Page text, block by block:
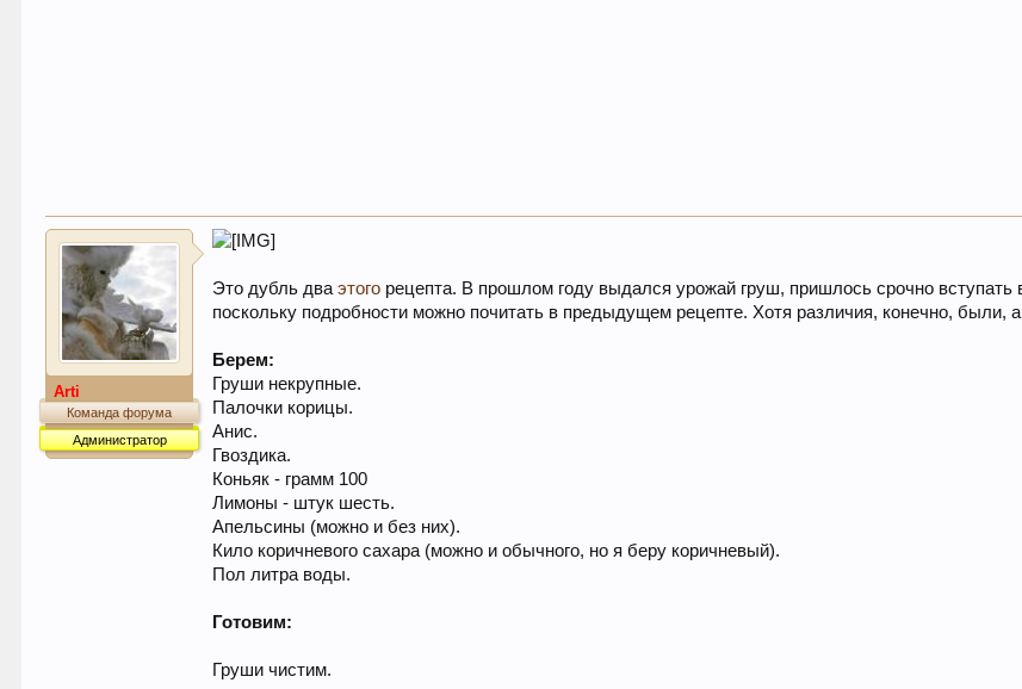
Arti
Команда форума
Администратор
Это дубль дваэтого рецепта. В прошлом году выдался урожай груш, пришлось срочно
поскольку подробности можно почитать в предыдущем рецепте. Хотя различия, конечно, были,
Берем:
Груши некрупные.
Палочки корицы.
Анис.
Гвоздика.
Коньяк - грамм 100
Лимоны - штук шесть.
Апельсины (можно и без них).
Кило коричневого сахара (можно и обычного, но я беру коричневый).
Пол литра воды.
Готовим:
Груши чистим.